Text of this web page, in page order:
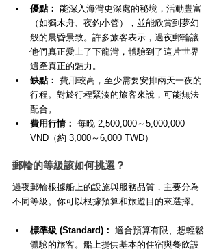
優點： 能深入海灣更深處的秘境，活動豐富
（如獨木舟、夜釣小管），並能欣賞到夢幻
般的晨昏景致。許多旅客表示，過夜郵輪讓
他們真正愛上了下龍灣，體驗到了這片世界
遺產真正的魅力。
缺點： 費用較高，至少需要安排兩天一夜的
行程。對於行程緊湊的旅客來說，可能無法
配合。
費用行情： 每晚 2,500,000～5,000,000
VND（約 3,000～6,000 TWD）
郵輪的等級該如何挑選？
過夜郵輪根據船上的設施與服務品質，主要分為
不同等級。你可以根據預算和旅遊目的來選擇。
標準級 (Standard)： 適合預算有限、想輕鬆
體驗的旅客。船上提供基本的住宿與餐飲設